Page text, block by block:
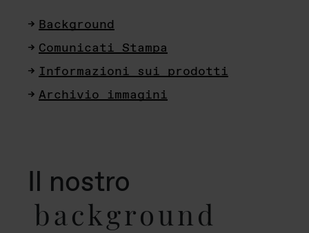
Background
Comunicati Stampa
Informazioni sui prodotti
Archivio immagini
Il nostro
background